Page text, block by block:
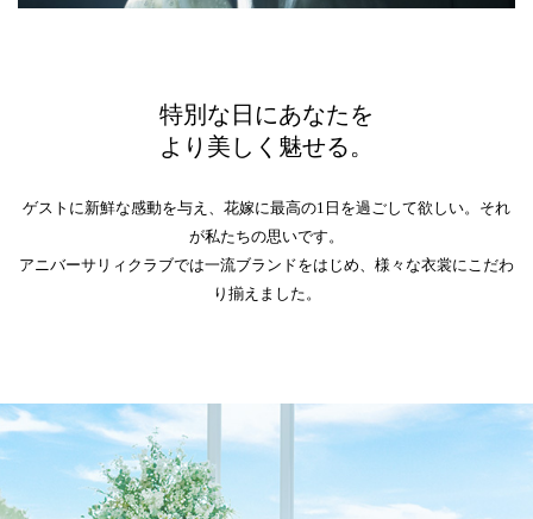
特別な日にあなたを
より美しく魅せる。
ゲストに新鮮な感動を与え、花嫁に最高の1日を過ごして欲しい。それ
が私たちの思いです。
アニバーサリィクラブでは一流ブランドをはじめ、様々な衣裳にこだわ
り揃えました。